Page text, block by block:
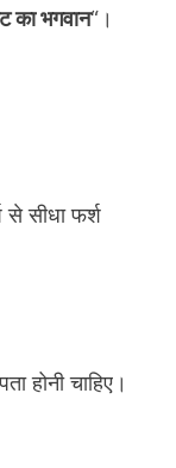
का भगवान“।
सीधा फर्श
होनी चाहिए।